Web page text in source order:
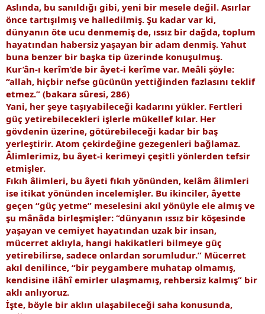
Aslında, bu sanıldığı gibi, yeni bir mesele değil. Asırlar
önce tartışılmış ve halledilmiş. Şu kadar var ki,
dünyanın öte ucu denmemiş de, ıssız bir dağda, toplum
hayatından habersiz yaşayan bir adam denmiş. Yahut
buna benzer bir başka tip üzerinde konuşulmuş.
Kur’ân-ı kerîm’de bir âyet-i kerîme var. Meâli şöyle:
“allah, hiçbir nefse gücünün yettiğinden fazlasını teklif
etmez.” (bakara sûresi, 286)
Yani, her şeye taşıyabileceği kadarını yükler. Fertleri
güç yetirebilecekleri işlerle mükellef kılar. Her
gövdenin üzerine, götürebileceği kadar bir baş
yerleştirir. Atom çekirdeğine gezegenleri bağlamaz.
Âlimlerimiz, bu âyet-i kerimeyi çeşitli yönlerden tefsir
etmişler.
Fıkıh âlimleri, bu âyeti fıkıh yönünden, kelâm âlimleri
ise itikat yönünden incelemişler. Bu ikinciler, âyette
geçen “güç yetme” meselesini akıl yönüyle ele almış ve
şu mânâda birleşmişler: “dünyanın ıssız bir köşesinde
yaşayan ve cemiyet hayatından uzak bir insan,
mücerret aklıyla, hangi hakikatleri bilmeye güç
yetirebilirse, sadece onlardan sorumludur.” Mücerret
akıl denilince, “bir peygambere muhatap olmamış,
kendisine ilâhî emirler ulaşmamış, rehbersiz kalmış” bir
aklı anlıyoruz.
İşte, böyle bir aklın ulaşabileceği saha konusunda,